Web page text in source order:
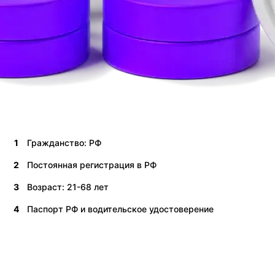
1 Гражданство: РФ
2 Постоянная регистрация в РФ
3 Возраст: 21-68 лет
4 Паспорт РФ и водительское удостоверение